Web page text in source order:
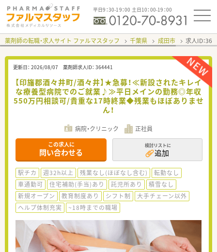
平日9：30-19：00 土日10：00-19：00
薬剤師の転職・求人サイト ファルマスタッフ 千葉県 成田市 求人ID：
更新日： 2026/08/07 薬剤師求人ID： 364441
【印旛郡酒々井町/酒々井】★急募！≪新設されたキレイ
な療養型病院でのご就業♪≫平日メインの勤務◎年収
550万円相談可/貴重な17時終業◆残業もほぼありませ
ん！
病院・クリニック 正社員
この求人に
問い合わせる
検討リストに
追加
駅チカ 週32h以上 残業なし(ほぼなし含む)
転勤なし
車通勤可
住宅補助(手当)あり 託児所あり
積雪なし
新規オープン
教育制度あり シフト制
大手チェーン以外
ヘルプ体制充実
~18時までの職場